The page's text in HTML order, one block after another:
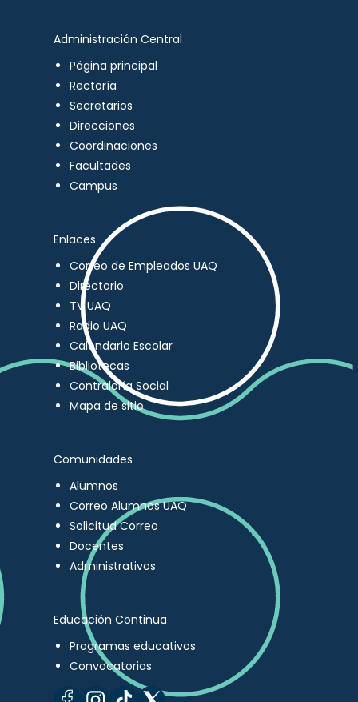
Administración Central
Página principal
Rectoría
Secretarios
Direcciones
Coordinaciones
Facultades
Campus
Enlaces
Correo de Empleados UAQ
Directorio
TV UAQ
Radio UAQ
Calendario Escolar
Bibliotecas
Contraloría Social
Mapa de sitio
Comunidades
Alumnos
Correo Alumnos UAQ
Solicitud Correo
Docentes
Administrativos
Educación Continua
Programas educativos
Convocatorias